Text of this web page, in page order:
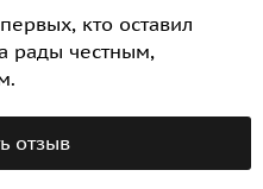
кто оставил
рады честным,
отзыв